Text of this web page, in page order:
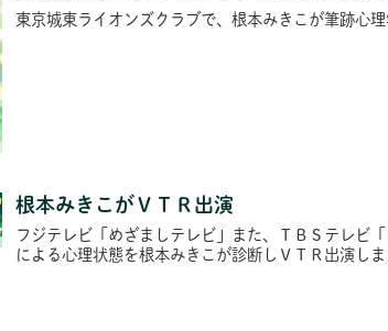
東京城東ライオンズクラブで、根本みきこが筆跡心理
根本みきこがＶＴＲ出演
フジテレビ「めざましテレビ」また、ＴＢＳテレビ
による心理状態を根本みきこが診断しＶＴＲ出演し